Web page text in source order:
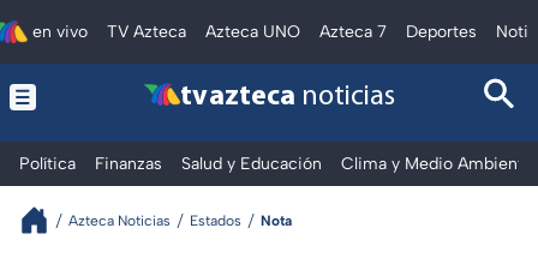
en vivo TV Azteca Azteca UNO Azteca 7 Deportes
tv azteca noticias
Política Finanzas Salud y Educación Clima y Medio Ambiente
Azteca Noticias Estados Nota